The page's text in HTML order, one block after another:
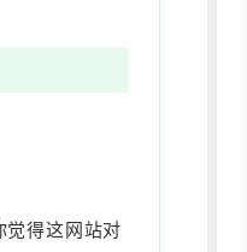
觉得这网站对